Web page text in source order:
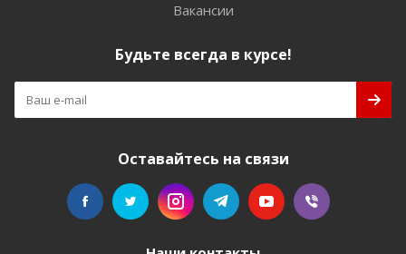
Вакансии
Будьте всегда в курсе!
Оставайтесь на связи